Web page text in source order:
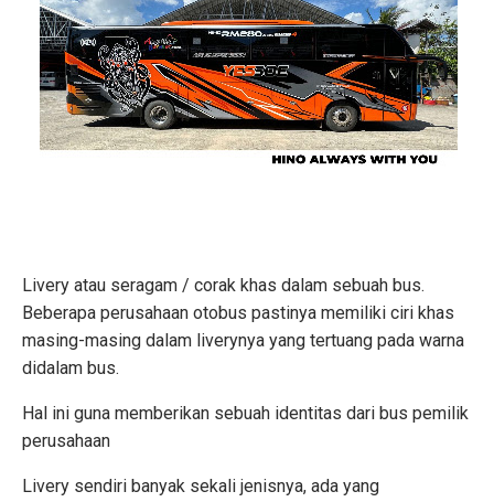
Livery atau seragam / corak khas dalam sebuah bus.
Beberapa perusahaan otobus pastinya memiliki ciri khas
masing-masing dalam liverynya yang tertuang pada warna
didalam bus.
Hal ini guna memberikan sebuah identitas dari bus pemilik
perusahaan
Livery sendiri banyak sekali jenisnya, ada yang